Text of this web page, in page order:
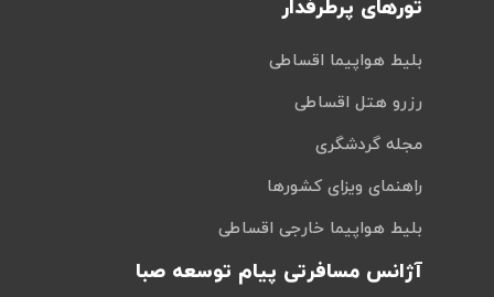
تورهای پرطرفدار
بلیط هواپیما اقساطی
رزرو هتل اقساطی
مجله گردشگری
راهنمای ویزای کشورها
بلیط هواپیما خارجی اقساطی
آژانس مسافرتی پیام توسعه صبا